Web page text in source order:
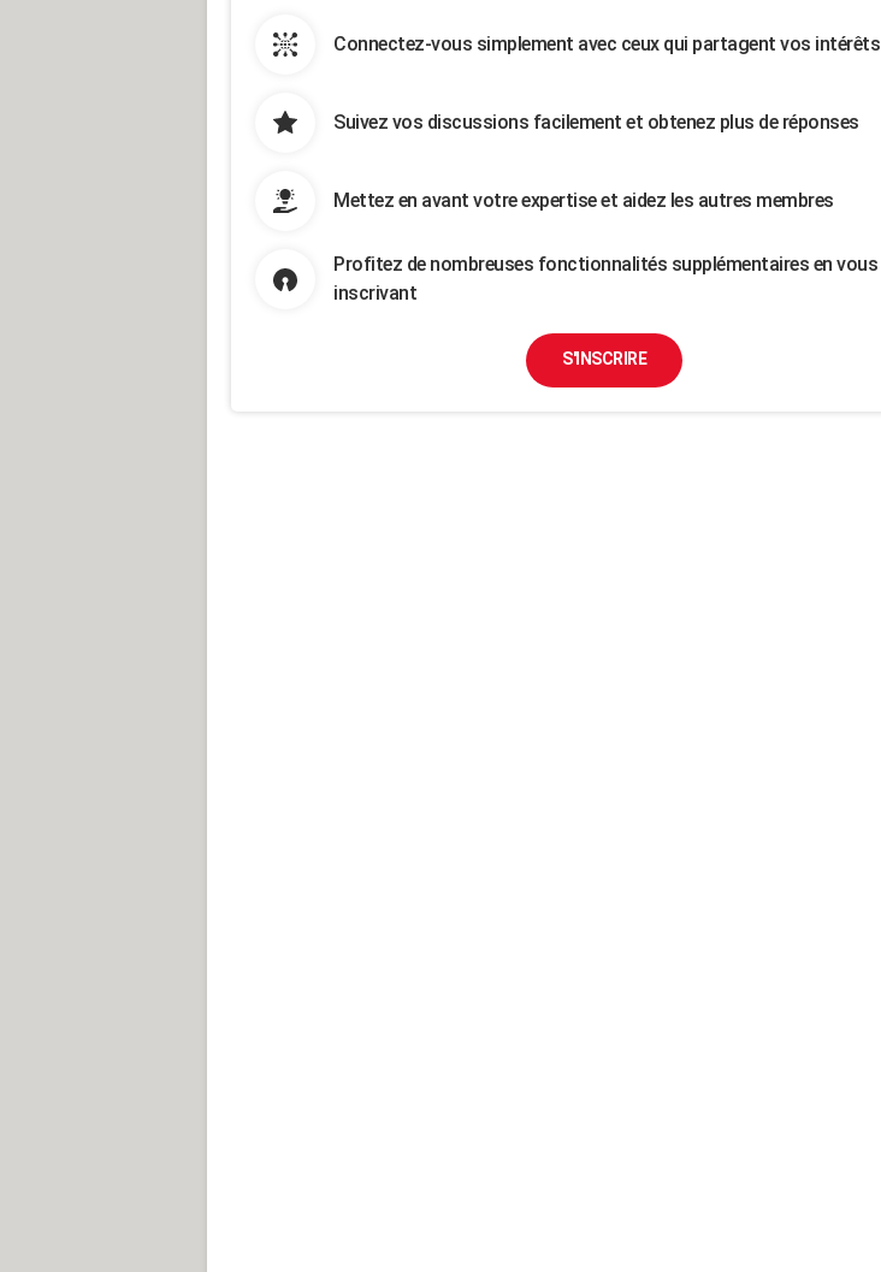
Connectez-vous simplement avec ceux qui partagent vos intérêts
Suivez vos discussions facilement et obtenez plus de réponses
Mettez en avant votre expertise et aidez les autres membres
Profitez de nombreuses fonctionnalités supplémentaires en vous
inscrivant
S'INSCRIRE